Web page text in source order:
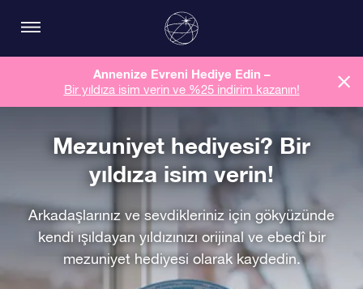
Annenize Evreni Hediye Edin –
Bir yıldıza isim verin ve %25 indirim kazanın!
Mezuniyet hediyesi? Bir
yıldıza isim verin!
Arkadaşlarınız ve sevdikleriniz için gökyüzünde
kendi ışıldayan yıldızınızı orijinal ve ebedî bir
mezuniyet hediyesi olarak kaydedin.